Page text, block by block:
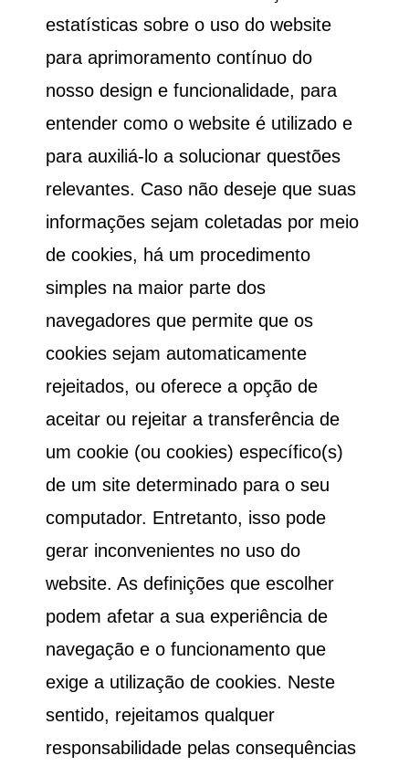
estatísticas sobre o uso do website
para aprimoramento contínuo do
nosso design e funcionalidade, para
entender como o website é utilizado e
para auxiliá-lo a solucionar questões
relevantes. Caso não deseje que suas
informações sejam coletadas por meio
de cookies, há um procedimento
simples na maior parte dos
navegadores que permite que os
cookies sejam automaticamente
rejeitados, ou oferece a opção de
aceitar ou rejeitar a transferência de
um cookie (ou cookies) específico(s)
de um site determinado para o seu
computador. Entretanto, isso pode
gerar inconvenientes no uso do
website. As definições que escolher
podem afetar a sua experiência de
navegação e o funcionamento que
exige a utilização de cookies. Neste
sentido, rejeitamos qualquer
responsabilidade pelas consequências